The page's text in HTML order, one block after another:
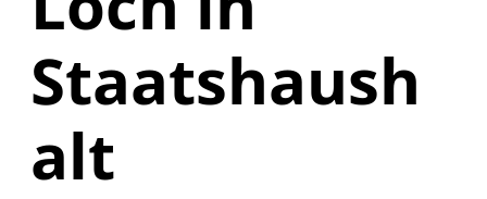
Staatshaush
alt